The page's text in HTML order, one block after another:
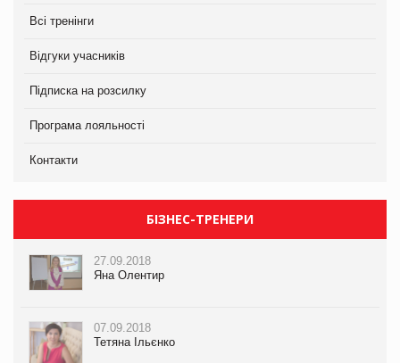
Всі тренінги
Відгуки учасників
Підписка на розсилку
Програма лояльності
Контакти
БІЗНЕС-ТРЕНЕРИ
27.09.2018
Яна Олентир
07.09.2018
Тетяна Ільєнко